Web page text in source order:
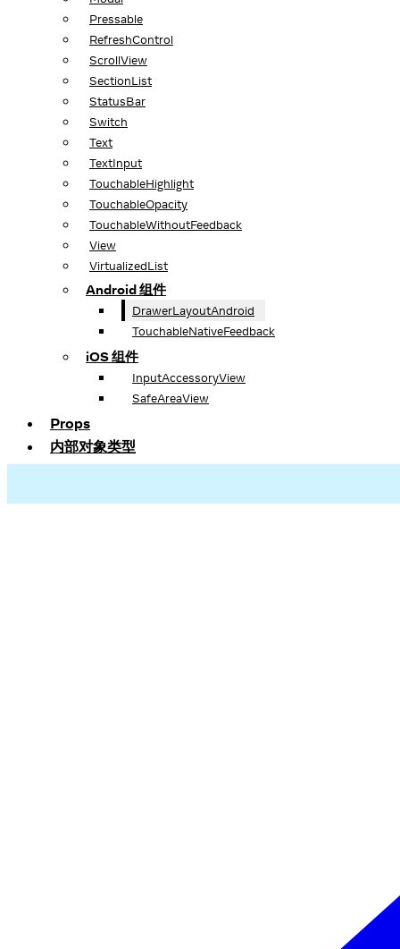
Pressable
RefreshControl
ScrollView
SectionList
StatusBar
Switch
Text
TextInput
TouchableHighlight
TouchableOpacity
TouchableWithoutFeedback
View
VirtualizedList
Android 组件
DrawerLayoutAndroid
TouchableNativeFeedback
iOS 组件
InputAccessoryView
SafeAreaView
Props
内部对象类型